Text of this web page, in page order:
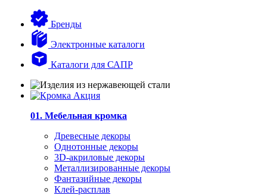
Бренды
Электронные каталоги
Каталоги для САПР
01. Мебельная кромка
Древесные декоры
Однотонные декоры
3D-акриловые декоры
Металлизированные декоры
Фантазийные декоры
Клей-расплав